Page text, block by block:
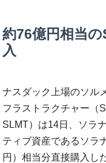
約76億円相当
入
ナスダック上場のソル
フラストラクチャー（
SLMT）は14日、ソラ
ティブ資産であるソラ
円）相当分直接購入し